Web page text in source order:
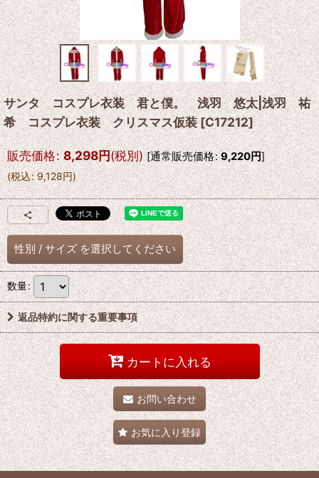
サンタ コスプレ衣装 君と僕。 浅羽 悠太|浅羽 祐
希 コスプレ衣装 クリスマス仮装 [C17212]
販売価格: 8,298円(税別) [通常販売価格: 9,220円]
(税込: 9,128円)
性別 / サイズ を選択してください
数量:
返品特約に関する重要事項
カートに入れる
お問い合わせ
お気に入り登録